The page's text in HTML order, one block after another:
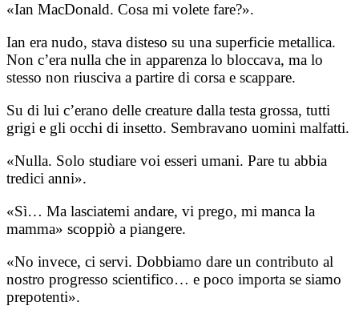
«Ian MacDonald. Cosa mi volete fare?».
Ian era nudo, stava disteso su una superficie metallica.
Non c’era nulla che in apparenza lo bloccava, ma lo
stesso non riusciva a partire di corsa e scappare.
Su di lui c’erano delle creature dalla testa grossa, tutti
grigi e gli occhi di insetto. Sembravano uomini malfatti.
«Nulla. Solo studiare voi esseri umani. Pare tu abbia
tredici anni».
«Sì… Ma lasciatemi andare, vi prego, mi manca la
mamma» scoppiò a piangere.
«No invece, ci servi. Dobbiamo dare un contributo al
nostro progresso scientifico… e poco importa se siamo
prepotenti».